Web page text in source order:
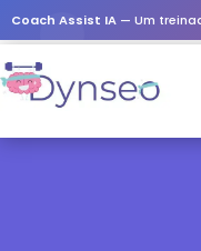
Coach Assist IA — Um treinador